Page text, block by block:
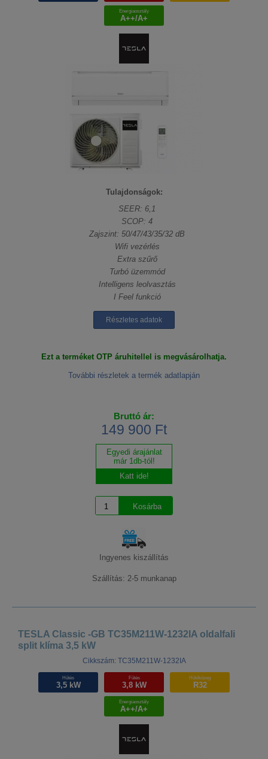
Energiaosztály
A++/A+
Tulajdonságok:
SEER: 6,1
SCOP: 4
Zajszint: 50/47/43/35/32 dB
Wifi vezérlés
Extra szűrő
Turbó üzemmód
Intelligens leolvasztás
I Feel funkció
Részletes adatok
Ezt a terméket OTP áruhitellel is megvásárolhatja.
További részletek a termék adatlapján
Bruttó ár:
149 900 Ft
Egyedi árajánlat
már 1db-tól!
Katt ide!
Ingyenes kiszállítás
Szállítás: 2-5 munkanap
TESLA Classic -GB TC35M211W-1232IA oldalfali
split klíma 3,5 kW
Cikkszám: TC35M211W-1232IA
Hűtés
3,5 kW
Fűtés
3,8 kW
Hűtőközeg
R32
Energiaosztály
A++/A+